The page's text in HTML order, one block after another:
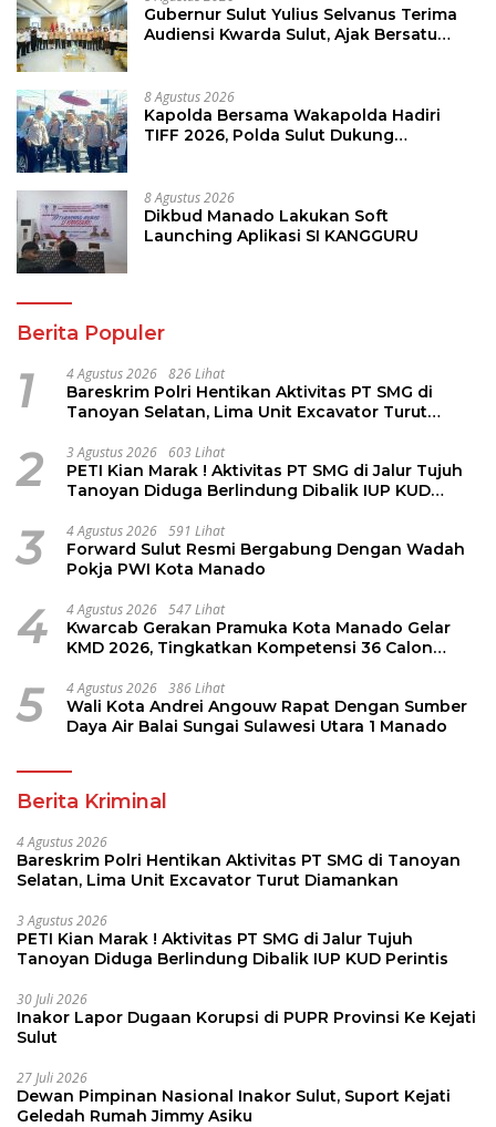
Gubernur Sulut Yulius Selvanus Terima
Audiensi Kwarda Sulut, Ajak Bersatu
8 Agustus 2026
Kapolda Bersama Wakapolda Hadiri
TIFF 2026, Polda Sulut Dukung
8 Agustus 2026
Dikbud Manado Lakukan Soft
Launching Aplikasi SI KANGGURU
Berita Populer
1 4 Agustus 2026 826 Lihat
Bareskrim Polri Hentikan Aktivitas PT SMG di
Tanoyan Selatan, Lima Unit Excavator Turut
2 3 Agustus 2026 603 Lihat
PETI Kian Marak ! Aktivitas PT SMG di Jalur Tujuh
Tanoyan Diduga Berlindung Dibalik IUP KUD
3 4 Agustus 2026 591 Lihat
Forward Sulut Resmi Bergabung Dengan Wadah
Pokja PWI Kota Manado
4 4 Agustus 2026 547 Lihat
Kwarcab Gerakan Pramuka Kota Manado Gelar
KMD 2026, Tingkatkan Kompetensi 36 Calon
5 4 Agustus 2026 386 Lihat
Wali Kota Andrei Angouw Rapat Dengan Sumber
Daya Air Balai Sungai Sulawesi Utara 1 Manado
Berita Kriminal
4 Agustus 2026
Bareskrim Polri Hentikan Aktivitas PT SMG di Tanoyan
Selatan, Lima Unit Excavator Turut Diamankan
3 Agustus 2026
PETI Kian Marak ! Aktivitas PT SMG di Jalur Tujuh
Tanoyan Diduga Berlindung Dibalik IUP KUD Perintis
30 Juli 2026
Inakor Lapor Dugaan Korupsi di PUPR Provinsi Ke Kejati
Sulut
27 Juli 2026
Dewan Pimpinan Nasional Inakor Sulut, Suport Kejati
Geledah Rumah Jimmy Asiku